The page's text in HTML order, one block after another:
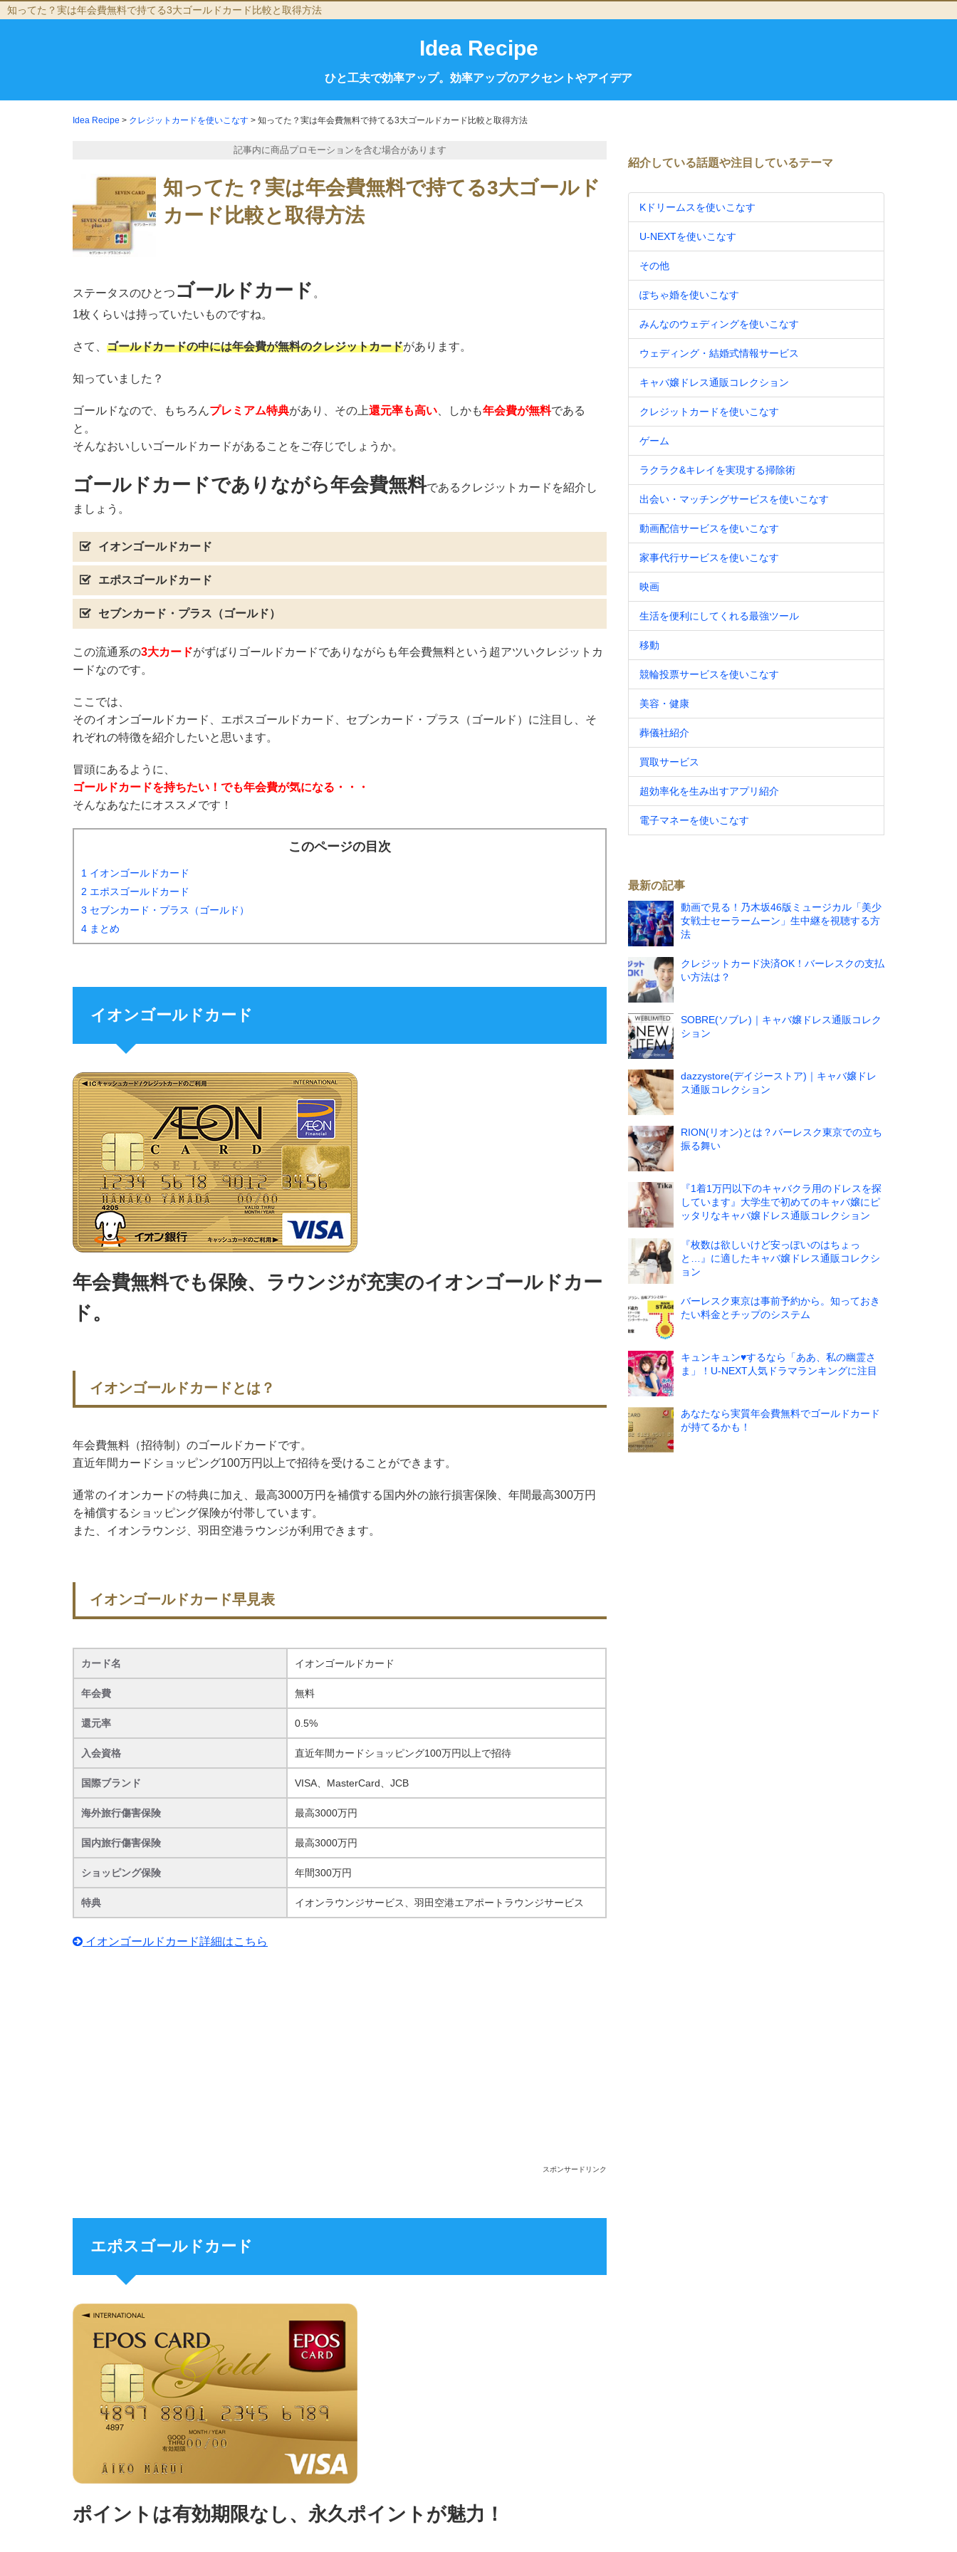
知ってた？実は年会費無料で持てる3大ゴールドカード比較と取得方法
Idea Recipe
ひと工夫で効率アップ。効率アップのアクセントやアイデア
Idea Recipe > クレジットカードを使いこなす > 知ってた？実は年会費無料で持てる3大ゴールドカード比較と取得方法
記事内に商品プロモーションを含む場合があります
知ってた？実は年会費無料で持てる3大ゴールド
カード比較と取得方法
ステータスのひとつ ゴールドカード 。
1枚くらいは持っていたいものですね。
さて、 ゴールドカードの中には年会費が無料のクレジットカードがあります。
知っていました？
ゴールドなので、もちろんプレミアム特典があり、その上還元率も高い 、しかも年会費が無料である
と。
そんなおいしいゴールドカードがあることをご存じでしょうか。
ゴールドカードでありながら年会費無料であるクレジットカードを紹介し
ましょう。
イオンゴールドカード
エポスゴールドカード
セブンカード・プラス（ゴールド）
この流通系の3大カードがずばりゴールドカードでありながらも年会費無料という超アツいクレジットカ
ードなのです。
ここでは、
そのイオンゴールドカード、エポスゴールドカード、セブンカード・プラス（ゴールド）に注目し、そ
れぞれの特徴を紹介したいと思います。
冒頭にあるように、
ゴールドカードを持ちたい！でも年会費が気になる・・・
そんなあなたにオススメです！
このページの目次
1 イオンゴールドカード
2 エポスゴールドカード
3 セブンカード・プラス（ゴールド）
4 まとめ
イオンゴールドカード
年会費無料でも保険、ラウンジが充実のイオンゴールドカー
ド。
イオンゴールドカードとは？
年会費無料（招待制）のゴールドカードです。
直近年間カードショッピング100万円以上で招待を受けることができます。
通常のイオンカードの特典に加え、最高3000万円を補償する国内外の旅行損害保険、年間最高300万円
を補償するショッピング保険が付帯しています。
また、イオンラウンジ、羽田空港ラウンジが利用できます。
イオンゴールドカード早見表
カード名 イオンゴールドカード
年会費 無料
還元率 0.5%
入会資格 直近年間カードショッピング100万円以上で招待
国際ブランド VISA、MasterCard、JCB
海外旅行傷害保険 最高3000万円
国内旅行傷害保険 最高3000万円
ショッピング保険 年間300万円
特典 イオンラウンジサービス、羽田空港エアポートラウンジサービス
イオンゴールドカード詳細はこちら
スポンサードリンク
エポスゴールドカード
ポイントは有効期限なし、永久ポイントが魅力！
紹介している話題や注目しているテーマ
Kドリームスを使いこなす
U-NEXTを使いこなす
その他
ぽちゃ婚を使いこなす
みんなのウェディングを使いこなす
ウェディング・結婚式情報サービス
キャバ嬢ドレス通販コレクション
クレジットカードを使いこなす
ゲーム
ラクラク&キレイを実現する掃除術
出会い・マッチングサービスを使いこなす
動画配信サービスを使いこなす
家事代行サービスを使いこなす
映画
生活を便利にしてくれる最強ツール
移動
競輪投票サービスを使いこなす
美容・健康
葬儀社紹介
買取サービス
超効率化を生み出すアプリ紹介
電子マネーを使いこなす
最新の記事
動画で見る！乃木坂46版ミュージカル「美少
女戦士セーラームーン」生中継を視聴する方
法
クレジットカード決済OK！バーレスクの支払
い方法は？
SOBRE(ソブレ)｜キャバ嬢ドレス通販コレク
ション
dazzystore(デイジーストア)｜キャバ嬢ドレ
ス通販コレクション
RION(リオン)とは？バーレスク東京での立ち
振る舞い
『1着1万円以下のキャバクラ用のドレスを探
しています』大学生で初めてのキャバ嬢にピ
ッタリなキャバ嬢ドレス通販コレクション
『枚数は欲しいけど安っぽいのはちょっ
と…』に適したキャバ嬢ドレス通販コレクシ
ョン
バーレスク東京は事前予約から。知っておき
たい料金とチップのシステム
キュンキュン♥するなら「ああ、私の幽霊さ
ま」！U-NEXT人気ドラマランキングに注目
あなたなら実質年会費無料でゴールドカード
が持てるかも！